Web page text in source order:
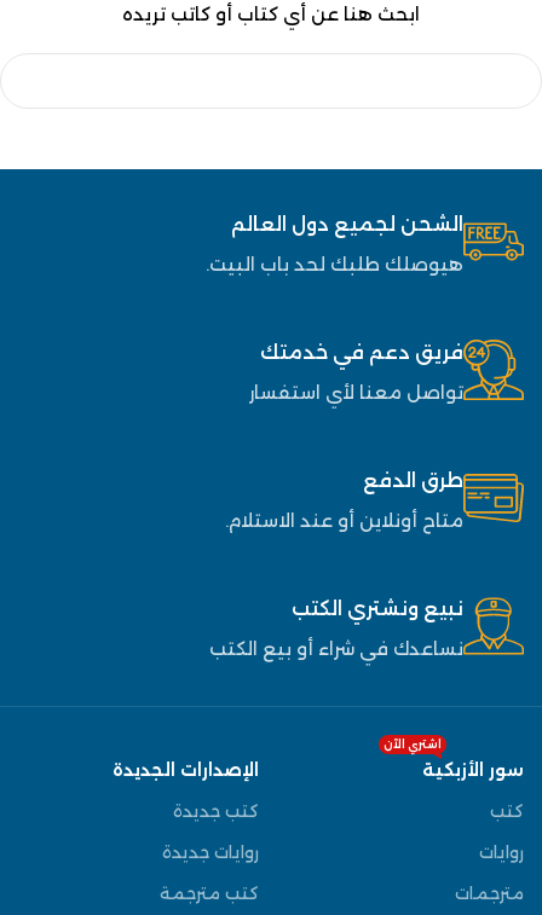
ابحث هنا عن أي كتاب أو كاتب تريده
الشحن لجميع دول العالم
هيوصلك طلبك لحد باب البيت.
فريق دعم في خدمتك
تواصل معنا لأي استفسار
طرق الدفع
متاح أونلاين أو عند الاستلام.
نبيع ونشتري الكتب
نساعدك في شراء أو بيع الكتب
سور الأزبكية
اشتري الآن
كتب
روايات
مترجمات
الإصدارات الجديدة
كتب جديدة
روايات جديدة
كتب مترجمة